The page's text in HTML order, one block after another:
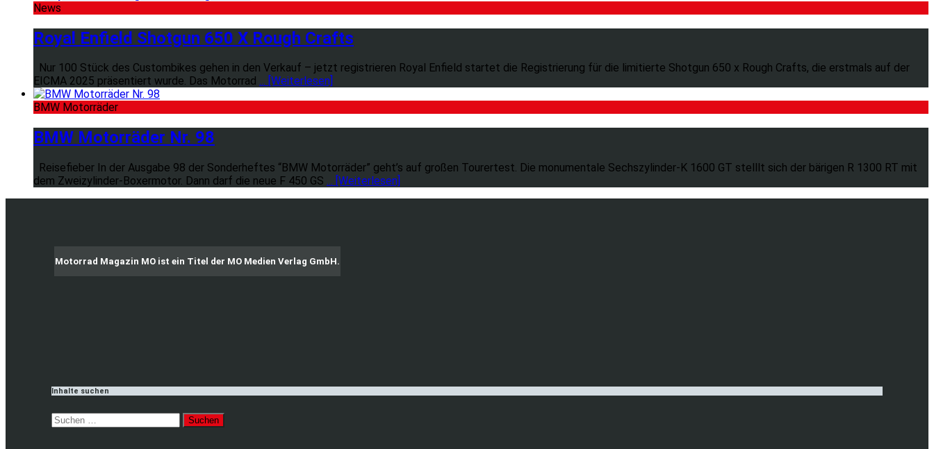
News
Royal Enfield Shotgun 650 X Rough Crafts
Nur 100 Stück des Custombikes gehen in den Verkauf – jetzt registrieren Royal Enfield startet die Registrierung für die limitierte Shotgun 650 x Rough Crafts, die erstmals auf der
EICMA 2025 präsentiert wurde. Das Motorrad ... [Weiterlesen]
BMW Motorräder
BMW Motorräder Nr. 98
Reisefieber In der Ausgabe 98 der Sonderheftes “BMW Motorräder” geht’s auf großen Tourertest. Die monumentale Sechszylinder-K 1600 GT stelllt sich der bärigen R 1300 RT mit
dem Zweizylinder-Boxermotor. Dann darf die neue F 450 GS ... [Weiterlesen]
Motorrad Magazin MO ist ein Titel der MO Medien Verlag GmbH.
Inhalte suchen
Suchen